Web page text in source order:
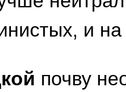
и
почву